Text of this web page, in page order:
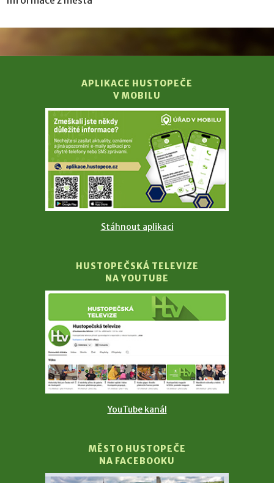
APLIKACE HUSTOPEČE
V MOBILU
Stáhnout aplikaci
HUSTOPEČSKÁ TELEVIZE
NA YOUTUBE
YouTube kanál
MĚSTO HUSTOPEČE
NA FACEBOOKU